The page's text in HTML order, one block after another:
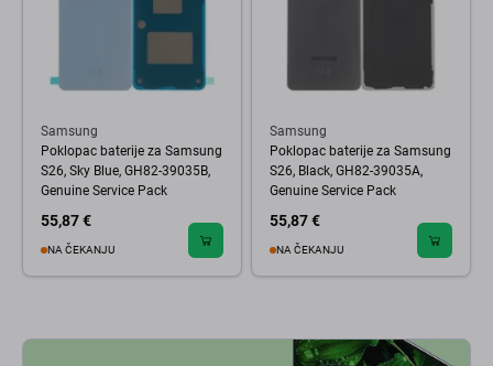
Samsung
Poklopac baterije za Samsung
S26, Sky Blue, GH82-39035B,
Genuine Service Pack
55,87 €
NA ČEKANJU
Samsung
Poklopac baterije za Samsung
S26, Black, GH82-39035A,
Genuine Service Pack
55,87 €
NA ČEKANJU